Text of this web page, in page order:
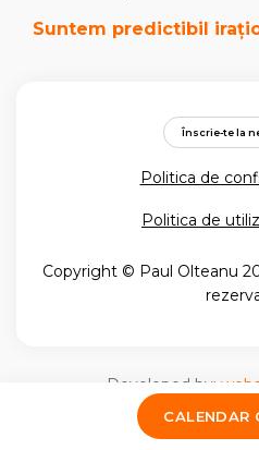
Suntem predictibil
Înscrie-te la
Politica de
Politica de
Copyright © Paul Olteanu
Developed by:
CALENDAR